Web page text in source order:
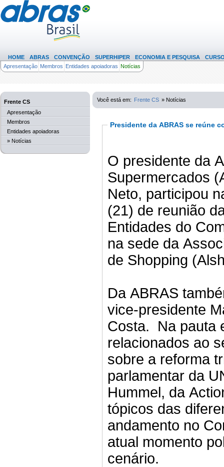
HOME ABRAS CONVENÇÃO SUPERHIPER ECONOMIA E PESQUISA
Apresentação Membros Entidades apoiadoras Notícias
Frente CS
Apresentação
Membros
Entidades apoiadoras
» Notícias
Você está em: Frente CS » Notícias
Presidente da ABRAS se reúne
O presidente da
Supermercados
Neto, participou
(21) de reunião
Entidades do
na sede da
de Shopping
Da ABRAS
vice-presidente
Costa. Na pauta
relacionados ao
sobre a reforma
parlamentar da
Hummel, da
tópicos das
andamento no
atual momento
cenário.